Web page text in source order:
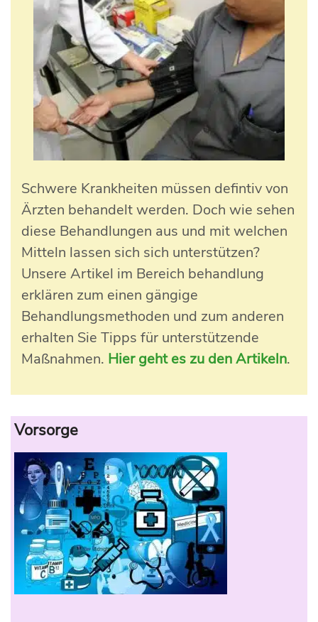
Schwere Krankheiten müssen defintiv von
Ärzten behandelt werden. Doch wie sehen
diese Behandlungen aus und mit welchen
Mitteln lassen sich sich unterstützen?
Unsere Artikel im Bereich behandlung
erklären zum einen gängige
Behandlungsmethoden und zum anderen
erhalten Sie Tipps für unterstützende
Maßnahmen. Hier geht es zu den Artikeln.
Vorsorge